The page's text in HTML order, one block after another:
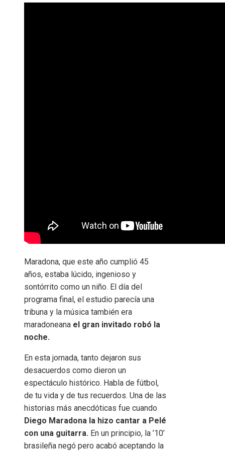
Maradona, que este año cumplió 45
años, estaba lúcido, ingenioso y
sontórrito como un niño. El día del
programa final, el estudio parecía una
tribuna y la música también era
maradoneana el gran invitado robó la
noche.
En esta jornada, tanto dejaron sus
desacuerdos como dieron un
espectáculo histórico. Habla de fútbol, ​​
de tu vida y de tus recuerdos. Una de las
historias más anecdóticas fue cuando
Diego Maradona la hizo cantar a Pelé
con una guitarra. En un principio, la ’10’
brasileña negó pero acabó aceptando la